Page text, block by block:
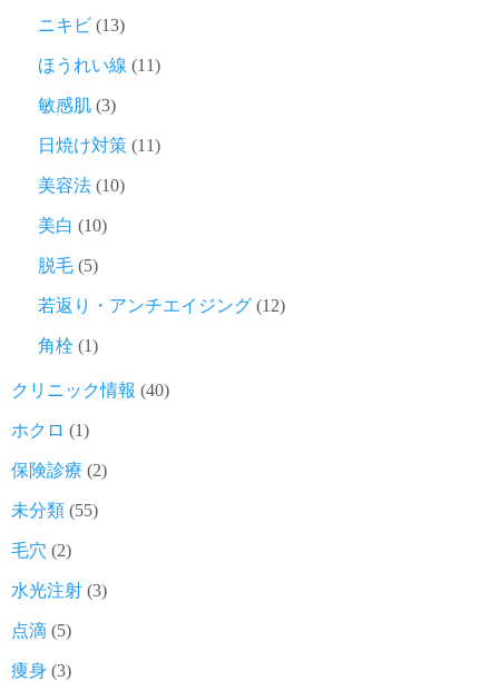
ニキビ (13)
ほうれい線 (11)
敏感肌 (3)
日焼け対策 (11)
美容法 (10)
美白 (10)
脱毛 (5)
若返り・アンチエイジング (12)
角栓 (1)
クリニック情報 (40)
ホクロ (1)
保険診療 (2)
未分類 (55)
毛穴 (2)
水光注射 (3)
点滴 (5)
痩身 (3)